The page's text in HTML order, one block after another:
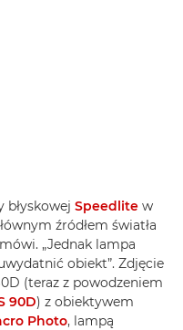
błyskowej Speedlite w
źródłem światła
„Jednak lampa
obiekt”. Zdjęcie
(teraz z powodzeniem
90D) z obiektywem
Photo, lampą